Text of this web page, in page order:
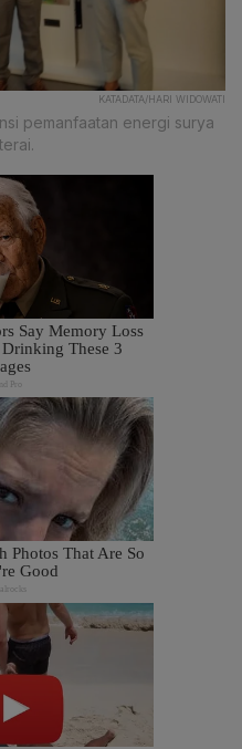
KATADATA/HARI WIDOWATI
pemanfaatan energi surya